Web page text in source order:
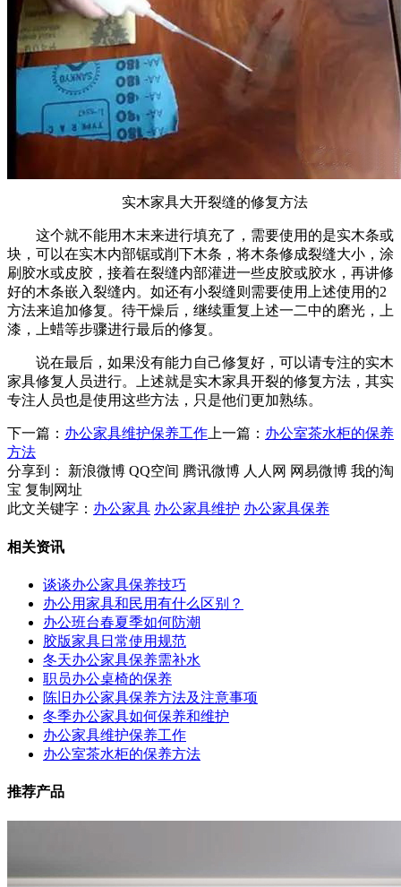
实木家具大开裂缝的修复方法
这个就不能用木末来进行填充了，需要使用的是实木条或
块，可以在实木内部锯或削下木条，将木条修成裂缝大小，涂
刷胶水或皮胶，接着在裂缝内部灌进一些皮胶或胶水，再讲修
好的木条嵌入裂缝内。如还有小裂缝则需要使用上述使用的2
方法来追加修复。待干燥后，继续重复上述一二中的磨光，上
漆，上蜡等步骤进行最后的修复。
说在最后，如果没有能力自己修复好，可以请专注的实木
家具修复人员进行。上述就是实木家具开裂的修复方法，其实
专注人员也是使用这些方法，只是他们更加熟练。
下一篇： 办公家具维护保养工作 上一篇： 办公室茶水柜的保养
方法
分享到：
新浪微博 QQ空间 腾讯微博 人人网 网易微博 我的淘
宝 复制网址
此文关键字： 办公家具 办公家具维护 办公家具保养
相关资讯
谈谈办公家具保养技巧
办公用家具和民用有什么区别？
办公班台春夏季如何防潮
胶版家具日常使用规范
冬天办公家具保养需补水
职员办公桌椅的保养
陈旧办公家具保养方法及注意事项
冬季办公家具如何保养和维护
办公家具维护保养工作
办公室茶水柜的保养方法
推荐产品